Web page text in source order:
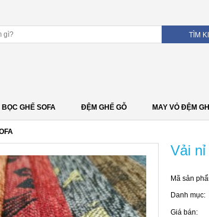
BỌC GHẾ SOFA ĐỆM GHẾ GỖ MAY VỎ ĐỆM
Vải
Mã sản
Danh mục:
Giá bán: